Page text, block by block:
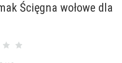
Ścięgna wołowe dla